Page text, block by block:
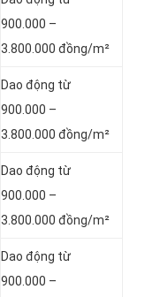
900.000 –
3.800.000 đồng/m²
Dao động từ
900.000 –
3.800.000 đồng/m²
Dao động từ
900.000 –
3.800.000 đồng/m²
Dao động từ
900.000 –